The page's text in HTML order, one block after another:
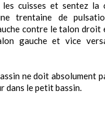
les cuisses et sentez la
trentaine de
contre le talon droit
gauche et vice
ne doit absolument
dans le petit bassin.